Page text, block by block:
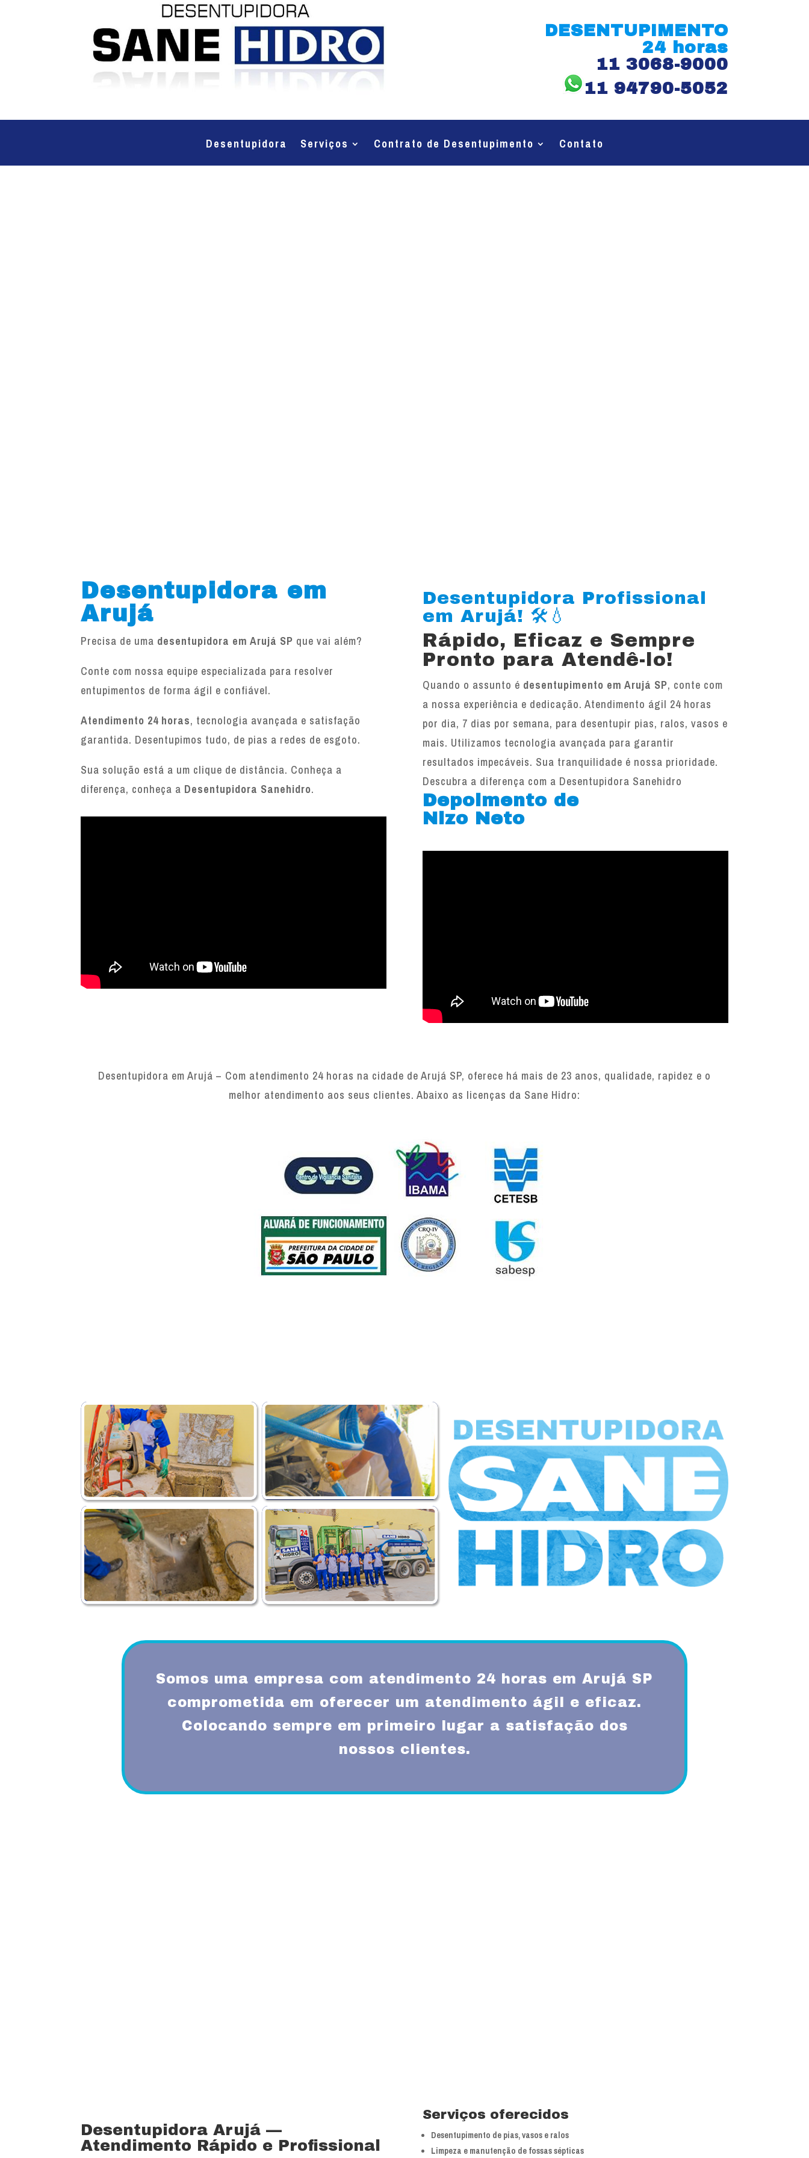
DESENTUPIMENTO
24 horas
11 3068-9000
11 94790-5052
Desentupidora Serviços Contrato de Desentupimento Contato
Desentupidora em
Arujá
Precisa de uma desentupidora em Arujá SP que vai além?
Conte com nossa equipe especializada para resolver
entupimentos de forma ágil e confiável.
Atendimento 24 horas, tecnologia avançada e satisfação
garantida. Desentupimos tudo, de pias a redes de esgoto.
Sua solução está a um clique de distância. Conheça a
diferença, conheça a Desentupidora Sanehidro.
Desentupidora Profissional
em Arujá! 🛠️💧
Rápido, Eficaz e Sempre
Pronto para Atendê-lo!
Quando o assunto é desentupimento em Arujá SP, conte com
a nossa experiência e dedicação. Atendimento ágil 24 horas
por dia, 7 dias por semana, para desentupir pias, ralos, vasos e
mais. Utilizamos tecnologia avançada para garantir
resultados impecáveis. Sua tranquilidade é nossa prioridade.
Descubra a diferença com a Desentupidora Sanehidro
Depoimento de
Nizo Neto
Desentupidora em Arujá – Com atendimento 24 horas na cidade de Arujá SP, oferece há mais de 23 anos, qualidade, rapidez e o
melhor atendimento aos seus clientes. Abaixo as licenças da Sane Hidro:
Somos uma empresa com atendimento 24 horas em Arujá SP
comprometida em oferecer um atendimento ágil e eficaz.
Colocando sempre em primeiro lugar a satisfação dos
nossos clientes.
Desentupidora Arujá —
Atendimento Rápido e Profissional
Serviços oferecidos
Desentupimento de pias, vasos e ralos
Limpeza e manutenção de fossas sépticas